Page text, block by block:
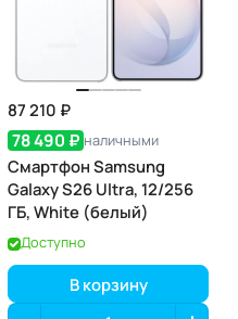
87 210 ₽
78 490 ₽ наличными
Смартфон Samsung
Galaxy S26 Ultra, 12/256
ГБ, White (белый)
Доступно
В корзину